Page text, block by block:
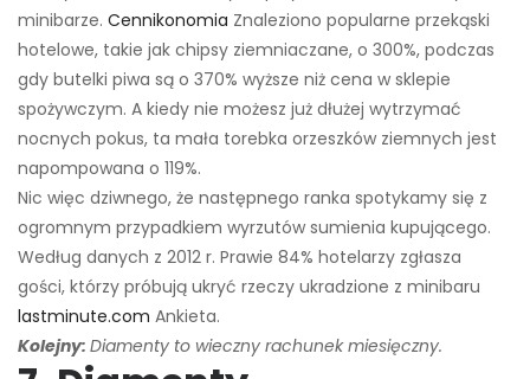
minibarze. Cennikonomia Znaleziono popularne przekąski
hotelowe, takie jak chipsy ziemniaczane, o 300%, podczas
gdy butelki piwa są o 370% wyższe niż cena w sklepie
spożywczym. A kiedy nie możesz już dłużej wytrzymać
nocnych pokus, ta mała torebka orzeszków ziemnych jest
napompowana o 119%.
Nic więc dziwnego, że następnego ranka spotykamy się z
ogromnym przypadkiem wyrzutów sumienia kupującego.
Według danych z 2012 r. Prawie 84% hotelarzy zgłasza
gości, którzy próbują ukryć rzeczy ukradzione z minibaru
lastminute.com Ankieta.
Kolejny: Diamenty to wieczny rachunek miesięczny.